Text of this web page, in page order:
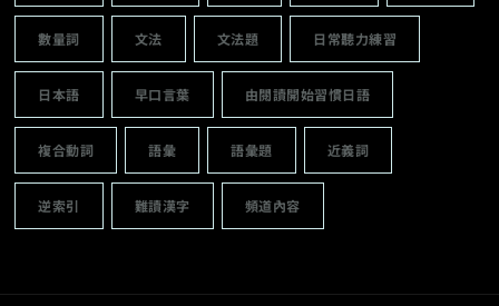
數量詞 文法 文法題 日常聽力練習
日本語 早口言葉 由閱讀開始習慣日語
複合動詞 語彙 語彙題 近義詞
逆索引 難讀漢字 頻道內容